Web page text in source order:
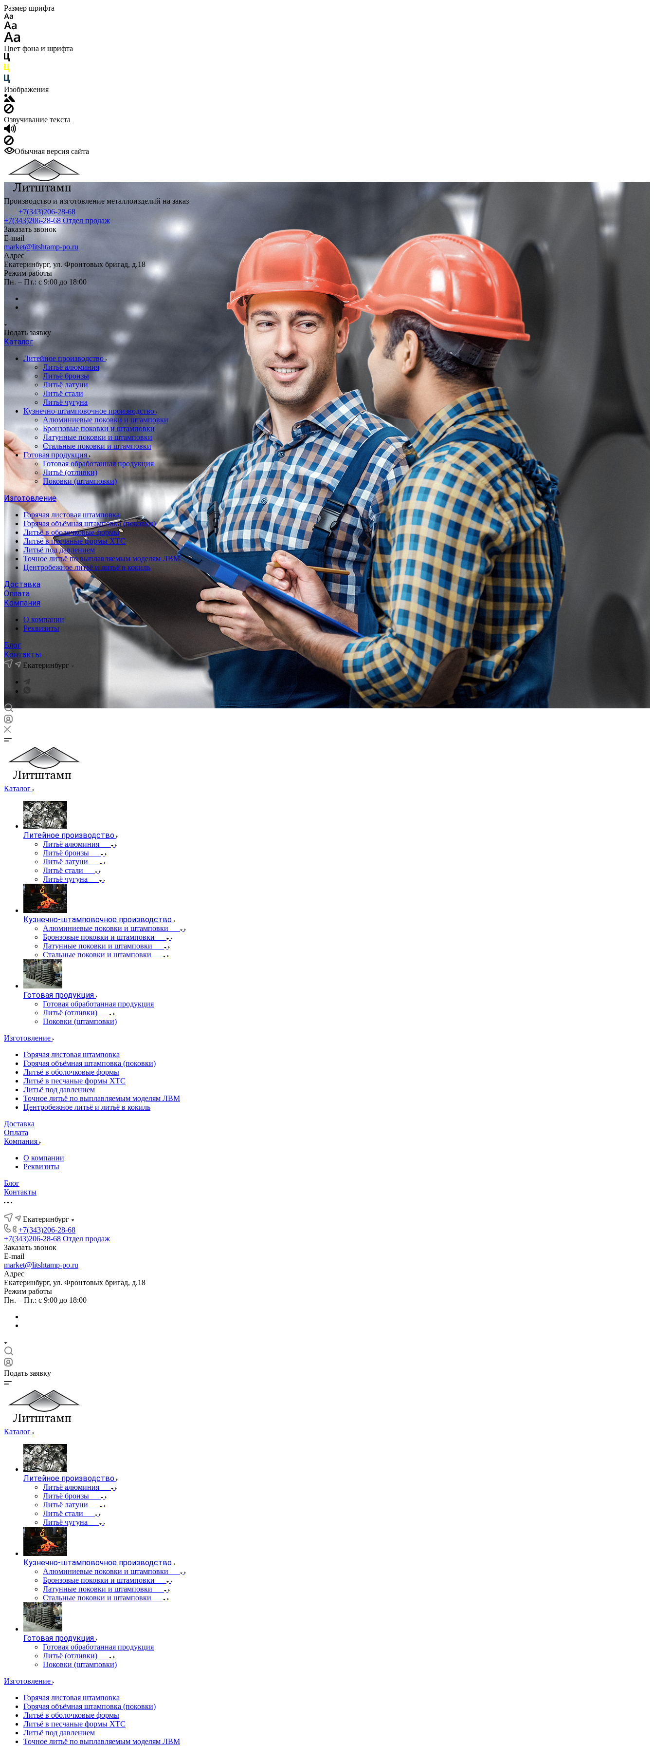
Размер шрифта
Цвет фона и шрифта
Изображения
Озвучивание текста
Обычная версия сайта
Производство и изготовление металлоизделий на заказ
+7(343)206-28-68
+7(343)206-28-68 Отдел продаж
Заказать звонок
E-mail
market@litshtamp-po.ru
Адрес
Екатеринбург, ул. Фронтовых бригад, д.18
Режим работы
Пн. – Пт.: с 9:00 до 18:00
Подать заявку
Каталог
Литейное производство
Литьё алюминия
Литьё бронзы
Литьё латуни
Литьё стали
Литьё чугуна
Кузнечно-штамповочное производство
Алюминиевые поковки и штамповки
Бронзовые поковки и штамповки
Латунные поковки и штамповки
Стальные поковки и штамповки
Готовая продукция
Готовая обработанная продукция
Литьё (отливки)
Поковки (штамповки)
Изготовление
Горячая листовая штамповка
Горячая объёмная штамповка (поковки)
Литьё в оболочковые формы
Литьё в песчаные формы ХТС
Литьё под давлением
Точное литьё по выплавляемым моделям ЛВМ
Центробежное литьё и литьё в кокиль
Доставка
Оплата
Компания
О компании
Реквизиты
Блог
Контакты
Екатеринбург
Каталог
Литейное производство
Литьё алюминия
Литьё бронзы
Литьё латуни
Литьё стали
Литьё чугуна
Кузнечно-штамповочное производство
Алюминиевые поковки и штамповки
Бронзовые поковки и штамповки
Латунные поковки и штамповки
Стальные поковки и штамповки
Готовая продукция
Готовая обработанная продукция
Литьё (отливки)
Поковки (штамповки)
Изготовление
Горячая листовая штамповка
Горячая объёмная штамповка (поковки)
Литьё в оболочковые формы
Литьё в песчаные формы ХТС
Литьё под давлением
Точное литьё по выплавляемым моделям ЛВМ
Центробежное литьё и литьё в кокиль
Доставка
Оплата
Компания
О компании
Реквизиты
Блог
Контакты
Екатеринбург
+7(343)206-28-68
+7(343)206-28-68 Отдел продаж
Заказать звонок
E-mail
market@litshtamp-po.ru
Адрес
Екатеринбург, ул. Фронтовых бригад, д.18
Режим работы
Пн. – Пт.: с 9:00 до 18:00
Подать заявку
Каталог
Литейное производство
Литьё алюминия
Литьё бронзы
Литьё латуни
Литьё стали
Литьё чугуна
Кузнечно-штамповочное производство
Алюминиевые поковки и штамповки
Бронзовые поковки и штамповки
Латунные поковки и штамповки
Стальные поковки и штамповки
Готовая продукция
Готовая обработанная продукция
Литьё (отливки)
Поковки (штамповки)
Изготовление
Горячая листовая штамповка
Горячая объёмная штамповка (поковки)
Литьё в оболочковые формы
Литьё в песчаные формы ХТС
Литьё под давлением
Точное литьё по выплавляемым моделям ЛВМ